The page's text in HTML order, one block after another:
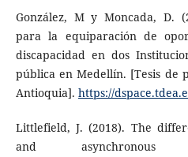
González, M y Moncada, D.
para la equiparación de
discapacidad en dos
pública en Medellín. [Tesis de
Antioquia]. https://
Littlefield, J. (2018). The
and asynchronous